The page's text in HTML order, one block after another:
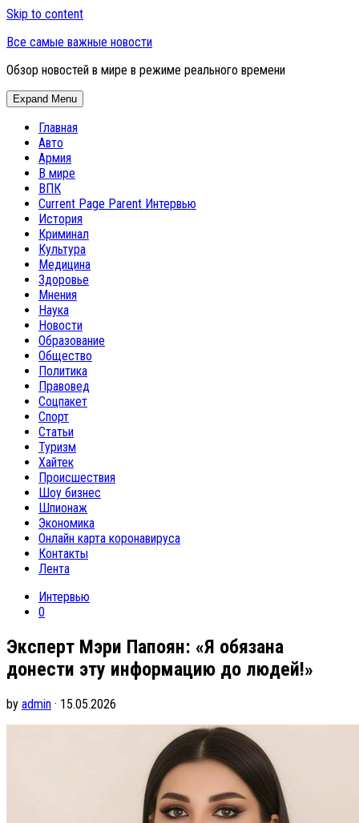
Skip to content
Все самые важные новости
Обзор новостей в мире в режиме реального времени
Expand Menu
Главная
Авто
Армия
В мире
ВПК
Current Page Parent Интервью
История
Криминал
Культура
Медицина
Здоровье
Мнения
Наука
Новости
Образование
Общество
Политика
Правовед
Соцпакет
Спорт
Статьи
Туризм
Хайтек
Происшествия
Шоу бизнес
Шпионаж
Экономика
Онлайн карта коронавируса
Контакты
Лента
Интервью
0
Эксперт Мэри Папоян: «Я обязана
донести эту информацию до людей!»
by admin · 15.05.2026